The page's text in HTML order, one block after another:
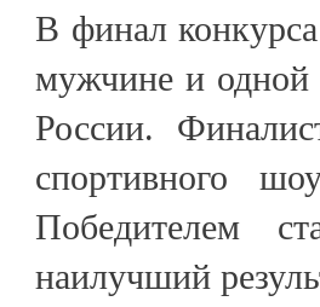
В финал
мужчине и одной
России.
спортивного
Победителем
наилучший